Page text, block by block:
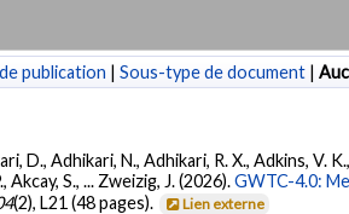
publication | Sous-type de document |
D., Adhikari, N., Adhikari, R. X., Adkins, V.
Akcay, S., ... Zweizig, J. (2026).GWTC-4.0:
(2), L21 (48 pages). Lien externe